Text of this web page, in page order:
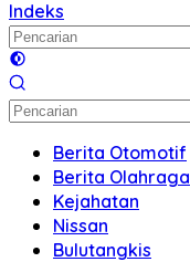
Indeks
Berita Otomotif
Berita Olahraga
Kejahatan
Nissan
Bulutangkis